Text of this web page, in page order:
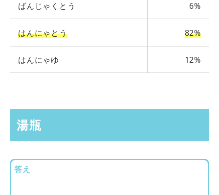
ばんじゃくとう 6%
はんにゃとう 82%
はんにゃゆ 12%
湯瓶
答え